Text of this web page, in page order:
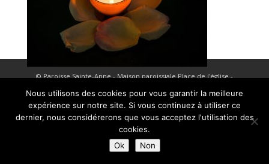
© Paroisse Sainte-Anne - Maison paroissiale Place de l'église -
38110 La Tour du Pin - Tél: 04 74 97 10 33 | Développé par
HyppoWeb|Mentions Légales
Nous utilisons des cookies pour vous garantir la meilleure
expérience sur notre site. Si vous continuez à utiliser ce
dernier, nous considérerons que vous acceptez l'utilisation des
cookies.
Ok
Non